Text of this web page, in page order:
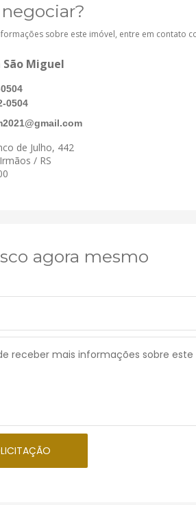
sobre este imóvel, entre em contato
Miguel
0504
de Julho, 442
/ RS
agora mesmo